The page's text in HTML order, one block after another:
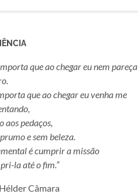
que ao chegar eu nem pareça
que ao chegar eu venha me
aos pedaços,
e sem beleza.
é cumprir a missão
la até o fim.”
Câmara